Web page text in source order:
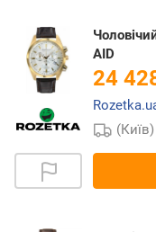
AID
24
(Київ)